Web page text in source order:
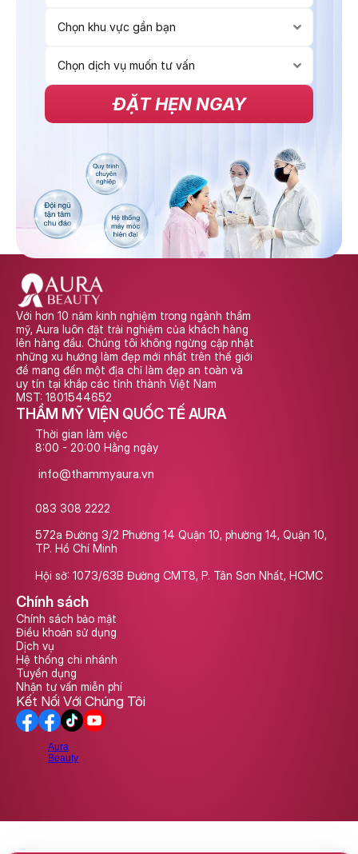
ĐẶT HẸN NGAY
Với hơn 10 năm kinh nghiệm trong ngành thẩm
mỹ, Aura luôn đặt trải nghiệm của khách hàng
lên hàng đầu. Chúng tôi không ngừng cập nhật
những xu hướng làm đẹp mới nhất trên thế giới
để mang đến một địa chỉ làm đẹp an toàn và
uy tín tại khắp các tỉnh thành Việt Nam
MST: 1801544652
THẨM MỸ VIỆN QUỐC TẾ AURA
Thời gian làm việc
8:00 - 20:00 Hằng ngày
info@thammyaura.vn
083 308 2222
572a Đường 3/2 Phường 14 Quận 10, phường 14, Quận 10,
TP. Hồ Chí Minh
Hội sở: 1073/63B Đường CMT8, P. Tân Sơn Nhất, HCMC
Chính sách
Chính sách bảo mật
Điều khoản sử dụng
Dịch vụ
Hệ thống chi nhánh
Tuyển dụng
Nhận tư vấn miễn phí
Kết Nối Với Chúng Tôi
Aura
Beauty